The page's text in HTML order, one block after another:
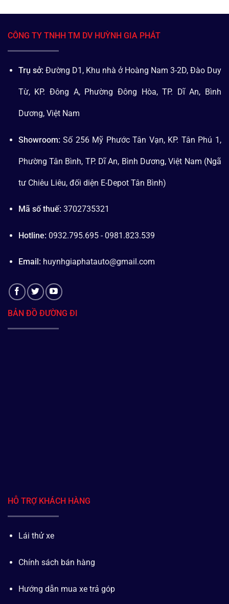
CÔNG TY TNHH TM DV HUỲNH GIA PHÁT
Trụ sở: Đường D1, Khu nhà ở Hoàng Nam 3-2D, Đào Duy
Từ, KP. Đông A, Phường Đông Hòa, TP. Dĩ An, Bình
Dương, Việt Nam
Showroom: Số 256 Mỹ Phước Tân Vạn, KP. Tân Phú 1,
Phường Tân Bình, TP. Dĩ An, Bình Dương, Việt Nam (Ngã
tư Chiêu Liêu, đối diện E-Depot Tân Bình)
Mã số thuế: 3702735321
Hotline: 0932.795.695 - 0981.823.539
Email: huynhgiaphatauto@gmail.com
BẢN ĐỒ ĐƯỜNG ĐI
HỖ TRỢ KHÁCH HÀNG
Lái thử xe
Chính sách bán hàng
Hướng dẫn mua xe trả góp